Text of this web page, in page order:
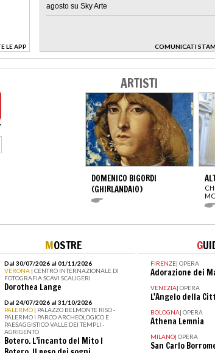
LE APP
agosto su Sky Arte
COMUNICATI
>
ARTISTI
DOMENICO BIGORDI
(GHIRLANDAIO)
MOSTRE
Dal 30/07/2026 al 01/11/2026
VERONA | CENTRO INTERNAZIONALE DI
FOTOGRAFIA SCAVI SCALIGERI
Dorothea Lange
Dal 24/07/2026 al 31/10/2026
PALERMO | PALAZZO BELMONTE RISO -
PALERMO I PARCO ARCHEOLOGICO E
PAESAGGISTICO VALLE DEI TEMPLI -
AGRIGENTO
Botero. L’incanto del Mito I
G
FIRENZE| OPERA
Adorazione dei
VENEZIA| OPERA
L'Angelo della
BOLOGNA| OPERA
Athena Lemnia
MILANO| OPERA
San Carlo